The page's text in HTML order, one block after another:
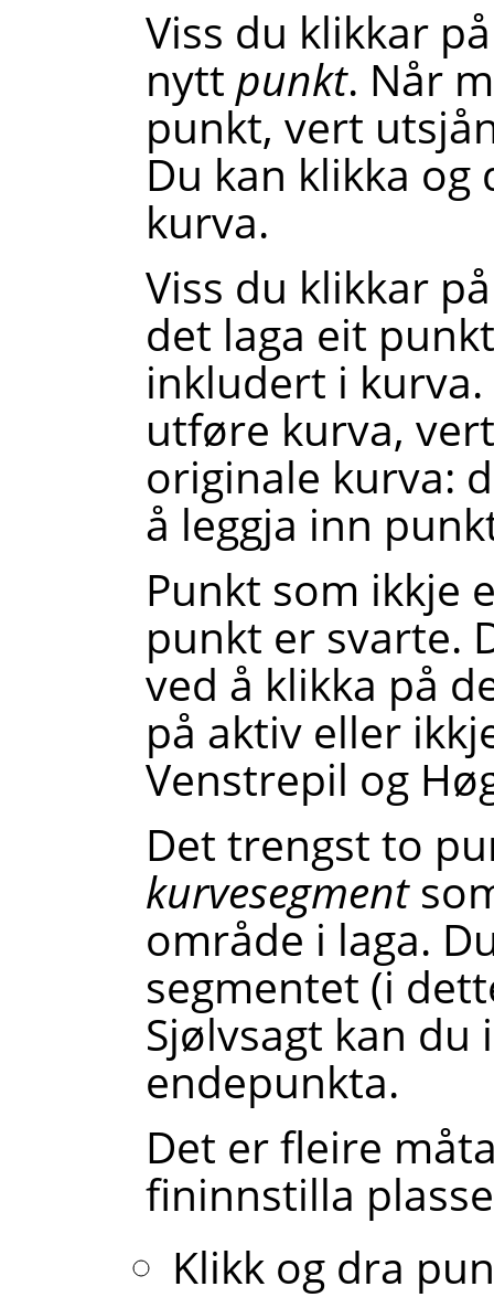
Viss du klikkar
nytt punkt. Når
punkt, vert
Du kan klikka
kurva.
Viss du klikkar
det laga eit
inkludert i kurva.
utføre kurva,
originale kurva:
å leggja inn
Punkt som ikkje
punkt er svarte.
ved å klikka på
på aktiv eller
Venstrepil og
Det trengst to
kurvesegment
område i laga.
segmentet (i
Sjølvsagt kan
endepunkta.
Det er fleire
fininnstilla
Klikk og dra